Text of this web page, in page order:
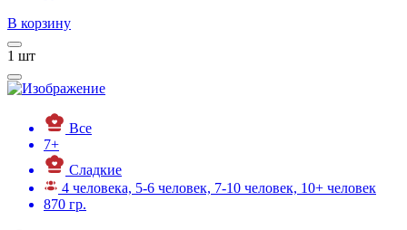
В корзину
1 шт
Все
7+
Сладкие
4 человека, 5-6 человек, 7-10 человек, 10+ человек
870 гр.